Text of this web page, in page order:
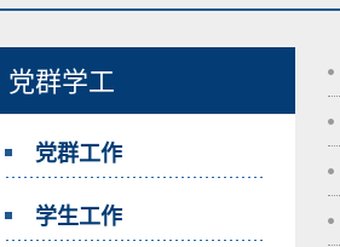
党群学工
党群工作
学生工作